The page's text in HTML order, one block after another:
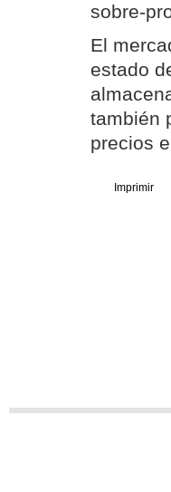
sobre-
El
estado
también
precios
Imprimir